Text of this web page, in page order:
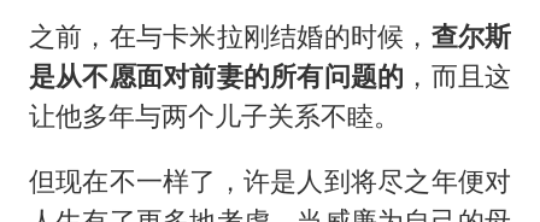
之前，在与卡米拉刚结婚的时候， 查尔斯
是从不愿面对前妻的所有问题的 ，而且这
让他多年与两个儿子关系不睦。
但现在不一样了，许是人到将尽之年便对